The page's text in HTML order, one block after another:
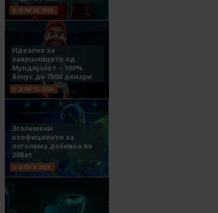
ЈУЛИ 29, 2026
Идеално за
завршницата од
Мундијалот – 100%
бонус до 7500 денари
ЈУЛИ 15, 2026
Зголемени
коефициенти за
поголема добивка во
20Bet
ЈУЛИ 8, 2026